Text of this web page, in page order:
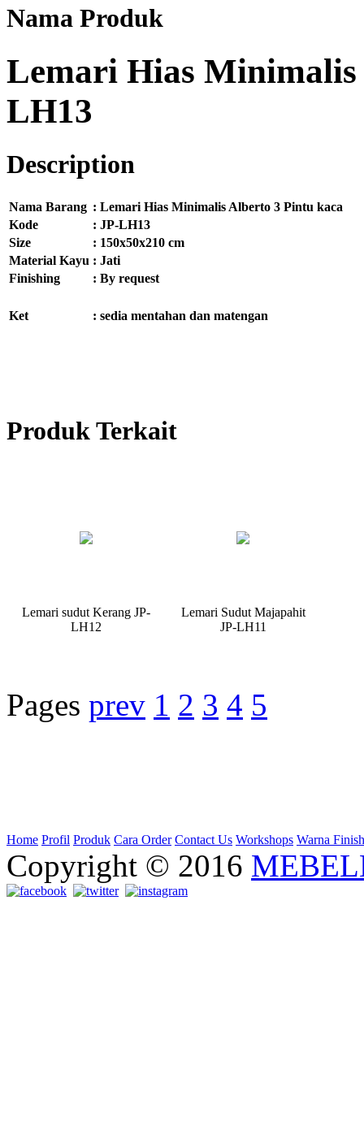
Nama Produk
Lemari Hias
LH13
Description
Nama Barang : Lemari Hias Minimalis Alberto 3 Pintu kaca
Kode
: JP-LH13
Size
: 150x50x210 cm
Material Kayu : Jati
Finishing
: By request
Ket : sedia mentahan dan matengan
Produk Terkait
Lemari sudut Kerang JP-
LH12
Lemari Sudut Majapahit
JP-LH11
Pages prev 1 2 3 4 5
Home Profil Produk Cara Order Contact Us Workshops Warna
Copyright © 2016